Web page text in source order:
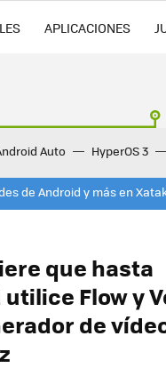
APLICACIONES
Auto HyperOS 3
de Android y más en
que hasta
Flow y
de